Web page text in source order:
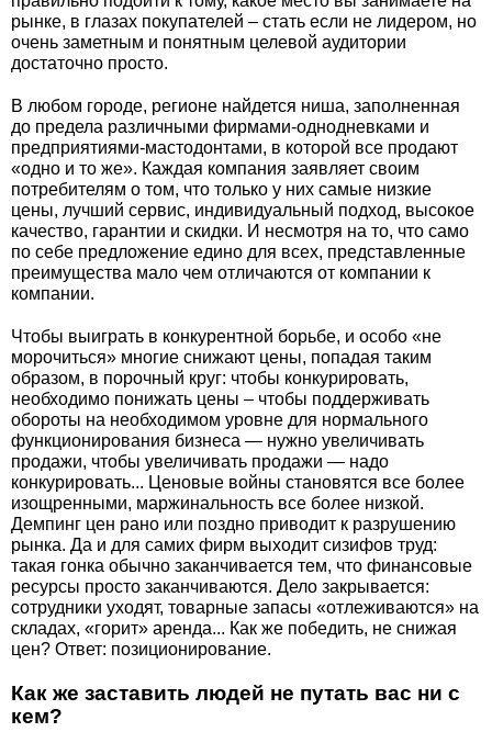
рынке, в глазах покупателей – стать если не лидером, но
очень заметным и понятным целевой аудитории
достаточно просто.
В любом городе, регионе найдется ниша, заполненная
до предела различными фирмами-однодневками и
предприятиями-мастодонтами, в которой все продают
«одно и то же». Каждая компания заявляет своим
потребителям о том, что только у них самые низкие
цены, лучший сервис, индивидуальный подход, высокое
качество, гарантии и скидки. И несмотря на то, что само
по себе предложение едино для всех, представленные
преимущества мало чем отличаются от компании к
компании.
Чтобы выиграть в конкурентной борьбе, и особо «не
морочиться» многие снижают цены, попадая таким
образом, в порочный круг: чтобы конкурировать,
необходимо понижать цены – чтобы поддерживать
обороты на необходимом уровне для нормального
функционирования бизнеса — нужно увеличивать
продажи, чтобы увеличивать продажи — надо
конкурировать... Ценовые войны становятся все более
изощренными, маржинальность все более низкой.
Демпинг цен рано или поздно приводит к разрушению
рынка. Да и для самих фирм выходит сизифов труд:
такая гонка обычно заканчивается тем, что финансовые
ресурсы просто заканчиваются. Дело закрывается:
сотрудники уходят, товарные запасы «отлеживаются» на
складах, «горит» аренда... Как же победить, не снижая
цен? Ответ: позиционирование.
Как же заставить людей не путать вас ни с
кем?